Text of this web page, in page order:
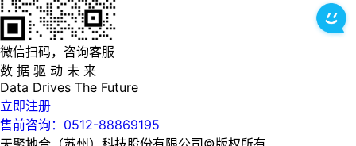
微信扫码，咨询客服
数 据 驱 动 未 来
Data Drives The Future
立即注册
售前咨询：0512-88869195